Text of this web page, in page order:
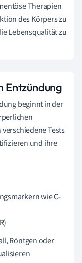
Therapien
des Körpers zu
Lebensqualität zu
Entzündung
beginnt in der
Tests
und ihre
wie C-
Röntgen oder